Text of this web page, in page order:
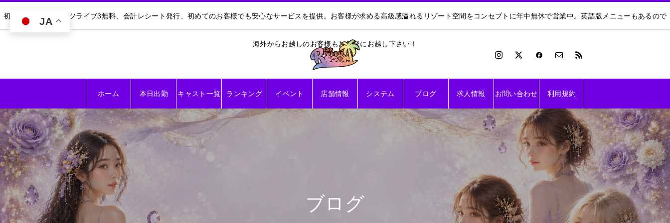
初回30分無料｜ダーツライブ3無料、会計レシート発行、初めてのお客様でも安心なサービスを提供。お客様が求める高級感溢れるリゾート空間をコンセプトに年中無休で営業中。英語版メニューもあるので
海外からお越しのお客様もお気軽にお越し下さい！
ホーム 本日出勤 キャスト一覧 ランキング イベント 店舗情報 システム ブログ 求人情報 お問い合わせ 利用規約
ブログ
JA